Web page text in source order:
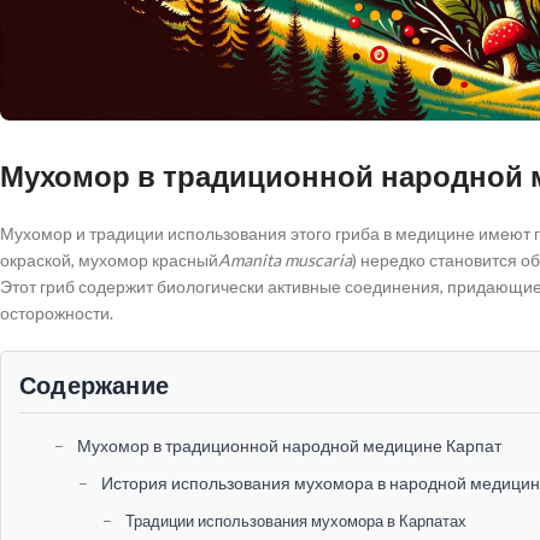
Мухомор в традиционной народной
Мухомор и традиции использования этого гриба в медицине имеют
окраской, мухомор красныйAmanita muscaria) нередко становится
Этот гриб содержит биологически активные соединения,
осторожности.
Содержание
Мухомор в традиционной народной медицине Карпат
История использования мухомора в народной
Традиции использования мухомора в Карпатах